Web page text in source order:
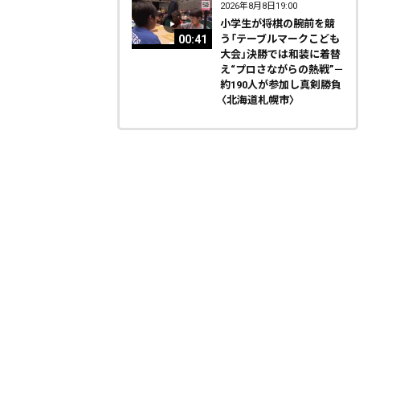
00:41
2026年8月8日19:00
小学生が将棋の腕前を競
う「テーブルマークこども
大会」決勝では和装に着替
え“プロさながらの熱戦”－
約190人が参加し真剣勝負
〈北海道札幌市〉